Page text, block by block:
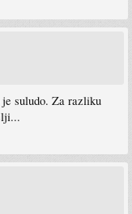
suludo. Za razliku